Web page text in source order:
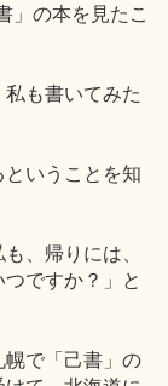
」の本を見たこ
も書いてみた
いうことを知
、帰りには、
ですか？」と
幌で「己書」の